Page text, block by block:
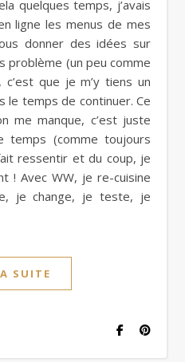
ligne les menus de mes
donner des idées sur
problème (un peu comme
c’est que je m’y tiens un
le temps de continuer. Ce
me manque, c’est juste
temps (comme toujours
ressentir et du coup, je
! Avec WW, je re-cuisine
je change, je teste, je
SUITE